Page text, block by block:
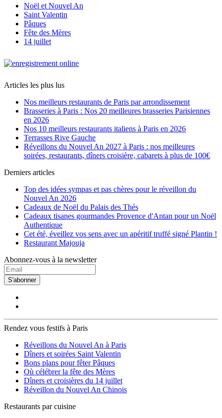
Noël et Nouvel An
Saint Valentin
Pâques
Fête des Mères
14 juillet
Articles les plus lus
Nos meilleurs restaurants de Paris par arrondissement
Brasseries à Paris : Nos 20 meilleures brasseries Parisiennes
en 2026
Nos 10 meilleurs restaurants italiens à Paris en 2026
Terrasses Rive Gauche
Réveillons du Nouvel An 2027 à Paris : nos meilleures
soirées, restaurants, dîners croisière, cabarets à plus de 100€
Derniers articles
Top des idées sympas et pas chères pour le réveillon du
Nouvel An 2026
Cadeaux de Noël du Palais des Thés
Cadeaux tisanes gourmandes Provence d'Antan pour un Noël
Authentique
Cet été, éveillez vos sens avec un apéritif truffé signé Plantin !
Restaurant Majouja
Abonnez-vous à la newsletter
S'abonner
Rendez vous festifs à Paris
Réveillons du Nouvel An à Paris
Dîners et soirées Saint Valentin
Bons plans pour fêter Pâques
Où célébrer la fête des Mères
Dîners et croisières du 14 juillet
Réveillon du Nouvel An Chinois
Restaurants par cuisine